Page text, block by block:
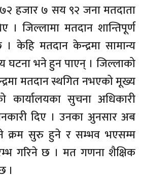
७२ हजार ७ सय ९२ जना मतदाता
। जिल्लामा मतदान शान्तिपूर्ण
केहि मतदान केन्द्रमा सामान्य
घटना भने हुन पाएन् । जिल्लाको
मतदान स्थगित नभएको मूख्य
कार्यालयका सुचना अधिकारी
दिए । उनका अुनसार अब
क्रम सुरु हुने र सम्भव भएसम्म
गरिने छ । मत गणना शैक्षिक
।